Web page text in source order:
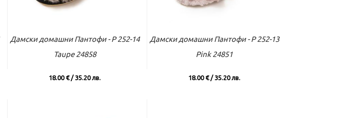
Виж повече
Дамски домашни Пантофи - P 252-14
Taupe 24858
18.00 € / 35.20 лв.
Виж повече
Дамски домашни Пантофи - P 252-13
Pink 24851
18.00 € / 35.20 лв.